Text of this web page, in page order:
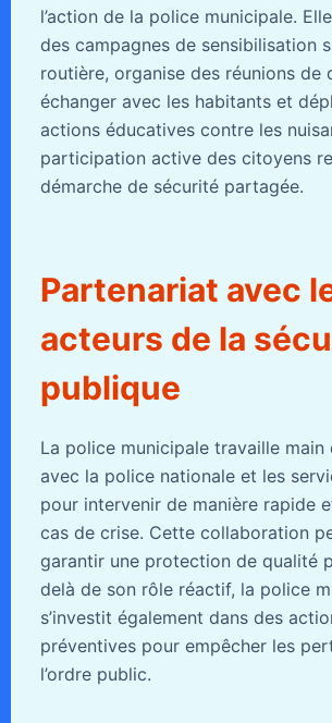
l’action de la police municipale.
des campagnes de sensibilisation
routière, organise des réunions de
échanger avec les habitants et
actions éducatives contre les
participation active des citoyens
démarche de sécurité partagée.
Partenariat avec
acteurs de la
publique
La police municipale travaille main
avec la police nationale et les
pour intervenir de manière rapide
cas de crise. Cette collaboration
garantir une protection de qualité
delà de son rôle réactif, la police
s’investit également dans des
préventives pour empêcher les
l’ordre public.